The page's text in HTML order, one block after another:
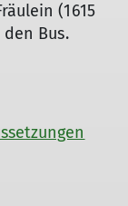
(1615
Bus.